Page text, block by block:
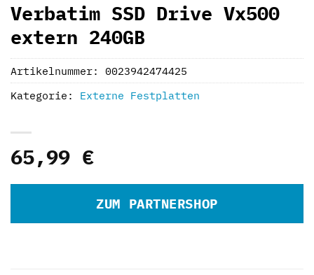
Verbatim SSD Drive Vx500
extern 240GB
65,99 €
ZUM PARTNERSHOP
Artikelnummer: 0023942474425
Kategorie: Externe Festplatten